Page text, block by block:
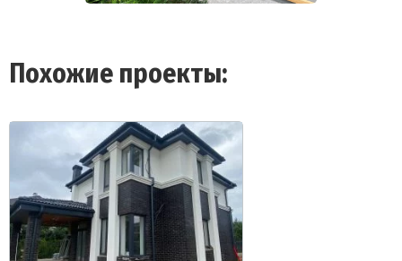
Похожие проекты: